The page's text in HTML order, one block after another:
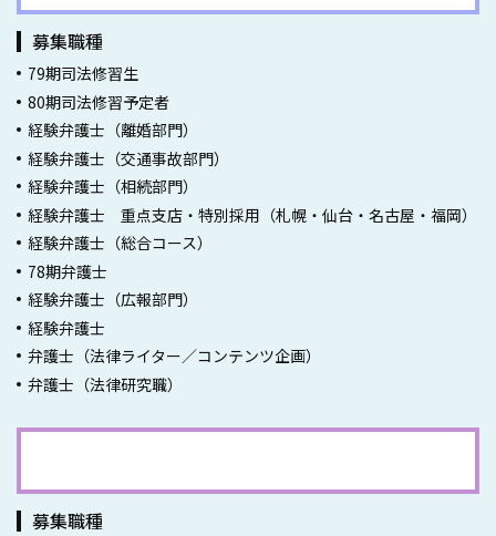
募集職種
79期司法修習生
80期司法修習予定者
経験弁護士（離婚部門）
経験弁護士（交通事故部門）
経験弁護士（相続部門）
経験弁護士 重点支店・特別採用（札幌・仙台・名古屋・福岡）
経験弁護士（総合コース）
78期弁護士
経験弁護士（広報部門）
経験弁護士
弁護士（法律ライター／コンテンツ企画）
弁護士（法律研究職）
募集職種